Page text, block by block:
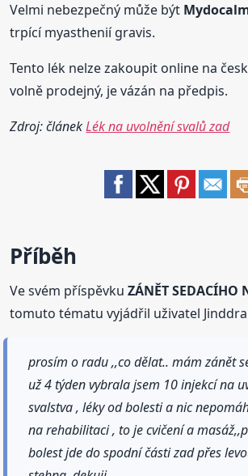
Velmi nebezpečný může být
trpící myasthenií gravis.
Tento lék nelze zakoupit online na
volně prodejný, je vázán na předpis.
Zdroj: článekLék na uvolnění svalů zad
Příběh
Ve svém příspěvkuZÁNĚT SEDACÍHO
tomuto tématu vyjádřil uživatel
prosím o radu ,,co dělat.. mám zánět
už 4 týden vybrala jsem 10 injekcí na
svalstva , léky od bolesti a nic
na rehabilitaci , to je cvičení a
bolest jde do spodní části zad přes